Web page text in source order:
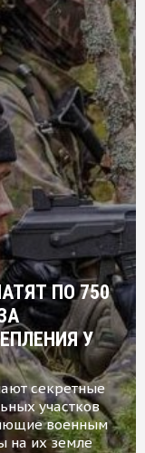
ПО 750
У
секретные
участков
военным
на их земле